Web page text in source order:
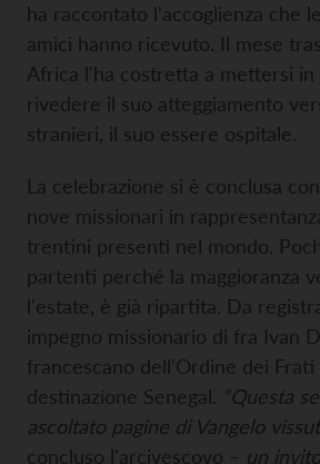
ha raccontato l'accoglienza che
amici hanno ricevuto. Il mese
Africa l'ha costretta a mettersi in
rivedere il suo atteggiamento
stranieri, il suo essere ospitale.
La celebrazione si è conclusa
nove missionari in
trentini presenti nel mondo.
partenti perché la maggioranza
l'estate, è già ripartita. Da
impegno missionario di fra Ivan
francescano dell'Ordine dei
destinazione Senegal. “Questa
ascoltato pagine di Vangelo
concluso l'arcivescovo – un